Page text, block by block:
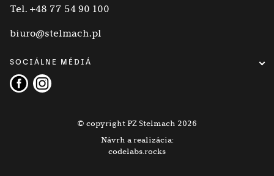
Tel. +48 77 54 90 100
biuro@stelmach.pl
SOCIÁLNE MÉDIÁ
© copyright PZ Stelmach 2026
Návrh a realizácia:
codelabs.rocks